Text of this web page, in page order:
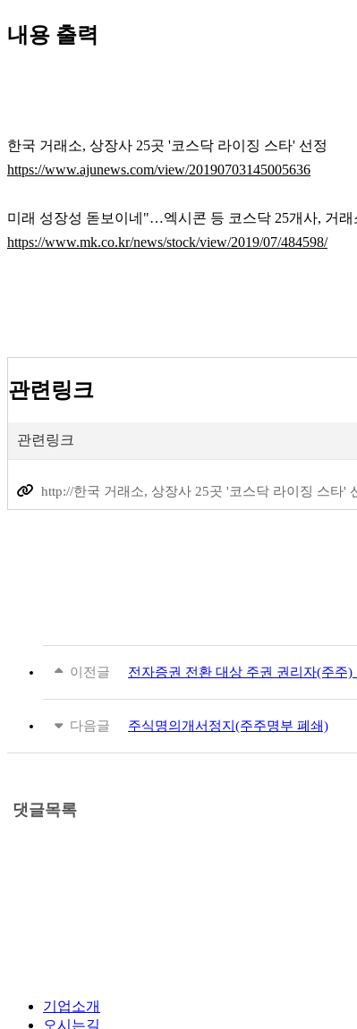
내용 출력
한국 거래소, 상장사 25곳 '코스닥 라이징 스타' 선정
https://www.ajunews.com/view/20190703145005636
미래 성장성 돋보이네"…엑시콘 등 코스닥 25개사, 거래
https://www.mk.co.kr/news/stock/view/2019/07/484598/
관련링크
관련링크
http://한국 거래소, 상장사 25곳 '코스닥 라이징 스타'
이전글 전자증권 전환 대상 주권 권리자(주주)
다음글 주식명의개서정지(주주명부 폐쇄)
댓글목록
기업소개
오시는길